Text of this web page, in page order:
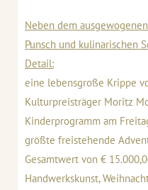
Neben dem
Punsch und kulinarischen
Detail:
eine lebensgroße Krippe
Kulturpreisträger Moritz
Kinderprogramm am
größte freistehende
Gesamtwert von €
Handwerkskunst,